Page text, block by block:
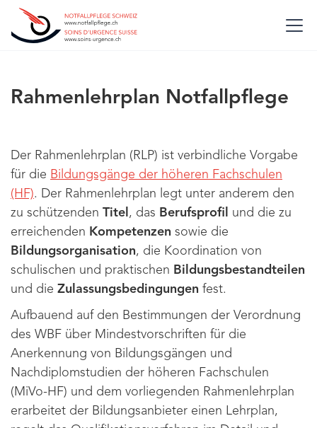
Rahmenlehrplan Notfallpflege
Der Rahmenlehrplan (RLP) ist verbindliche Vorgabe
für die Bildungsgänge der höheren Fachschulen
(HF). Der Rahmenlehrplan legt unter anderem den
zu schützenden Titel , das Berufsprofil und die zu
erreichenden Kompetenzen sowie die
Bildungsorganisation, die Koordination von
schulischen und praktischen Bildungsbestandteilen
und die Zulassungsbedingungen fest.
Aufbauend auf den Bestimmungen der Verordnung
des WBF über Mindestvorschriften für die
Anerkennung von Bildungsgängen und
Nachdiplomstudien der höheren Fachschulen
(MiVo-HF) und dem vorliegenden Rahmenlehrplan
erarbeitet der Bildungsanbieter einen Lehrplan,